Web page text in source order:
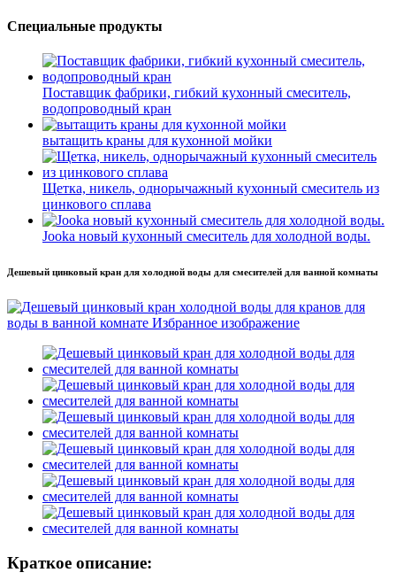
Специальные продукты
Поставщик фабрики, гибкий кухонный смеситель,
водопроводный кран
вытащить краны для кухонной мойки
Щетка, никель, однорычажный кухонный смеситель из
цинкового сплава
Jooka новый кухонный смеситель для холодной воды.
Дешевый цинковый кран для холодной воды для смесителей для ванной комнаты
Краткое описание: